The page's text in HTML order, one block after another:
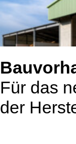
Für das
der